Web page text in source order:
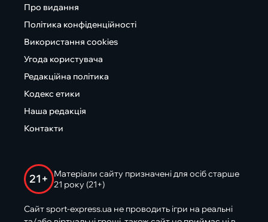
Про видання
Політика конфіденційності
Використання cookies
Угода користувача
Редакційна політика
Кодекс етики
Наша редакція
Контакти
21+
Матеріали сайту призначені для осіб старше
21 року (21+)
Сайт sport-express.ua не проводить ігри на реальні